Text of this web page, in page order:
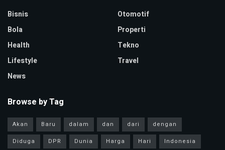
Bisnis
Bola
Health
Lifestyle
News
Otomotif
Properti
Tekno
Travel
Browse by Tag
Akan Baru dalam dan dari
dengan
Diduga
DPR Dunia Harga Hari
Indonesia